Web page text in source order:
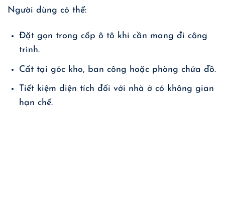
Người dùng có thể:
Đặt gọn trong cốp ô tô khi cần mang đi công
trình.
Cất tại góc kho, ban công hoặc phòng chứa đồ.
Tiết kiệm diện tích đối với nhà ở có không gian
hạn chế.